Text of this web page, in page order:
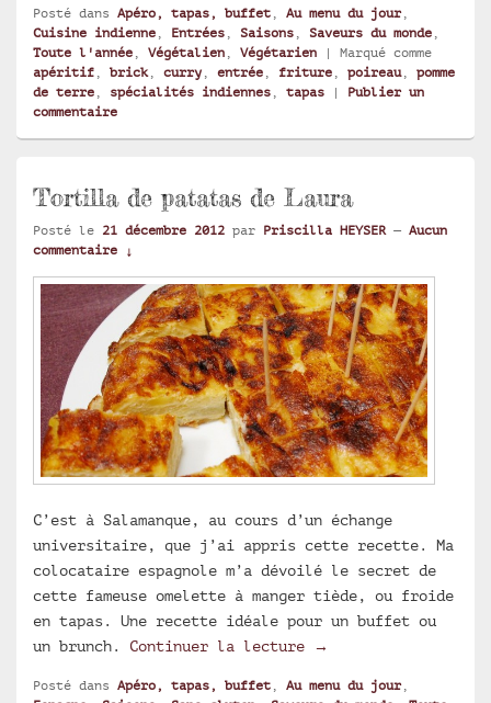
Posté dans Apéro, tapas, buffet , Au menu du jour,
Cuisine indienne , Entrées , Saisons , Saveurs du monde ,
Toute l'année , Végétalien , Végétarien | Marqué comme
apéritif , brick, curry , entrée , friture , poireau, pomme
de terre , spécialités indiennes , tapas | Publier un
commentaire
Tortilla de patatas de Laura
Posté le 21 décembre 2012 par Priscilla HEYSER — Aucun
commentaire ↓
C’est à Salamanque, au cours d’un échange
universitaire, que j’ai appris cette recette. Ma
colocataire espagnole m’a dévoilé le secret de
cette fameuse omelette à manger tiède, ou froide
en tapas. Une recette idéale pour un buffet ou
un brunch. Continuer la lecture Tortilla de patatas
→
Posté dans Apéro, tapas, buffet , Au menu du jour,